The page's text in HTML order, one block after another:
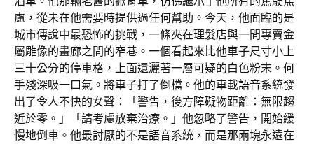
慮，從未在他需要時提供過任何幫助。今天，他面臨的是
城市傳說中最恐怖的挑戰，一條夾在理髮店與一間專賣金
屬雕像的畫廊之間的窄巷。一個看起來比他車子尺寸小上
三十公分的停車格，上面還灑著一層可疑的白色粉末。何
手殘深吸一口氣。將車子打了倒檔。他的車載語音系統發
出了令人不快的女聲：「警告，後方障礙物距離：無限趨
近於零。」「請考慮放棄治療。」他忽略了警告，開始緩
慢地倒車。他最討厭的不是語音系統，而是那兩塊永遠在